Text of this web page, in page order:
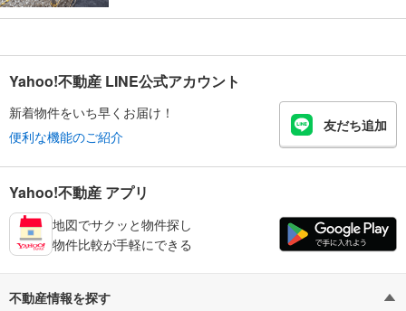
Yahoo!不動産 LINE公式アカウント
新着物件をいち早くお届け！
便利な機能のご紹介
友だち追加
Yahoo!不動産 アプリ
地図でサクッと物件探し
物件比較が手軽にできる
不動産情報を探す